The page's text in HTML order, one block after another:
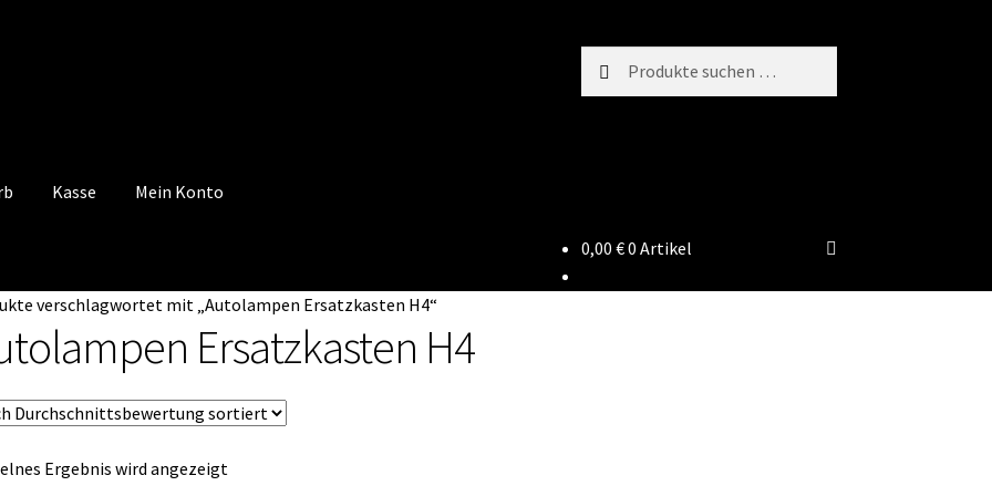
nach:
Kasse Mein Konto
0,00 €0 Artikel
verschlagwortet mit „Autolampen Ersatzkasten H4“
Ersatzkasten H4
Ergebnis wird angezeigt